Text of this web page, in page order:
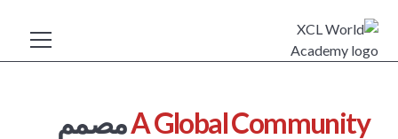
A Global Communityمصمم